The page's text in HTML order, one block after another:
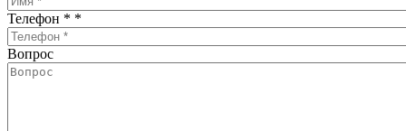
Телефон * *
Вопрос